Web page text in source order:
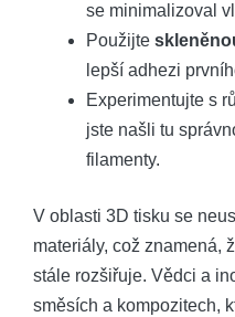
se minimalizoval
Použijte
lepší adhezi
Experimentujte s
jste našli tu
filamenty.
V oblasti 3D tisku se
materiály, což znamená,
stále rozšiřuje. Vědci a
směsích a kompozitech,